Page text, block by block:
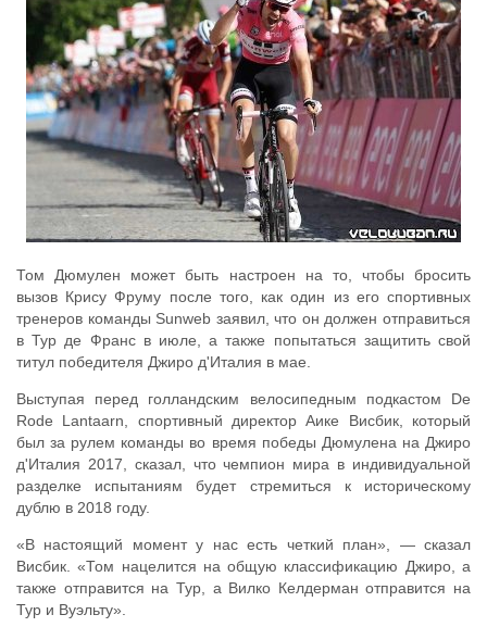
Том Дюмулен может быть настроен на то, чтобы бросить
вызов Крису Фруму после того, как один из его спортивных
тренеров команды Sunweb заявил, что он должен отправиться
в Тур де Франс в июле, а также попытаться защитить свой
титул победителя Джиро д'Италия в мае.
Выступая перед голландским велосипедным подкастом De
Rode Lantaarn, спортивный директор Аике Висбик, который
был за рулем команды во время победы Дюмулена на Джиро
д'Италия 2017, сказал, что чемпион мира в индивидуальной
разделке испытаниям будет стремиться к историческому
дублю в 2018 году.
«В настоящий момент у нас есть четкий план», — сказал
Висбик. «Том нацелится на общую классификацию Джиро, а
также отправится на Тур, а Вилко Келдерман отправится на
Тур и Вуэльту».